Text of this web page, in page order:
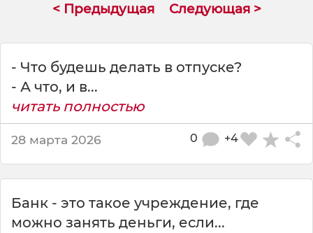
у
э
т
< Предыдущая Следующая >
- Что будешь делать в отпуске?
- А что, и в...
читать полностью
28 марта 2026 +4
0
Банк - это такое учреждение, где
можно занять деньги, если...